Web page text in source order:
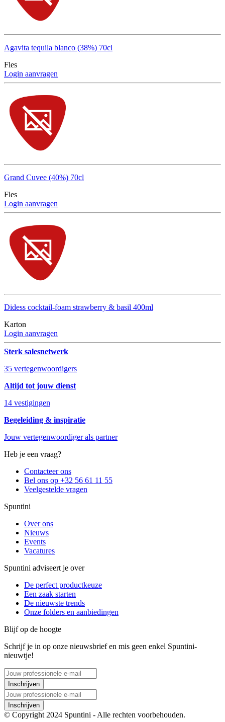
Agavita tequila blanco (38%) 70cl
Fles
Login aanvragen
Grand Cuvee (40%) 70cl
Fles
Login aanvragen
Didess cocktail-foam strawberry & basil 400ml
Karton
Login aanvragen
Sterk salesnetwerk
35 vertegenwoordigers
Altijd tot jouw dienst
14 vestigingen
Begeleiding & inspiratie
Jouw vertegenwoordiger als partner
Heb je een vraag?
Contacteer ons
Bel ons op +32 56 61 11 55
Veelgestelde vragen
Spuntini
Over ons
Nieuws
Events
Vacatures
Spuntini adviseert je over
De perfect productkeuze
Een zaak starten
De nieuwste trends
Onze folders en aanbiedingen
Blijf op de hoogte
Schrijf je in op onze nieuwsbrief en mis geen enkel Spuntini-
nieuwtje!
Inschrijven
Inschrijven
© Copyright 2024 Spuntini - Alle rechten voorbehouden.